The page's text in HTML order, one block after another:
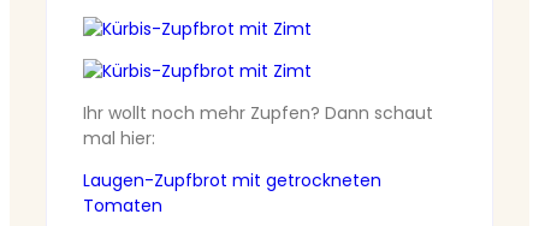
Ihr wollt noch mehr Zupfen? Dann schaut
mal hier:
Laugen-Zupfbrot mit getrockneten
Tomaten